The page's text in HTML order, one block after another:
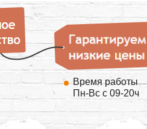
Время работы
Пн-Вс с 09-20ч